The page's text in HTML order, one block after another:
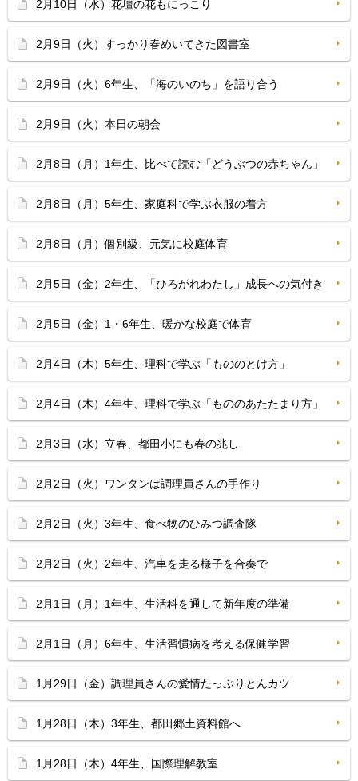
2月10日（水）花壇の花もにっこり
2月9日（火）すっかり春めいてきた図書室
2月9日（火）6年生、「海のいのち」を語り合う
2月9日（火）本日の朝会
2月8日（月）1年生、比べて読む「どうぶつの赤ちゃん」
2月8日（月）5年生、家庭科で学ぶ衣服の着方
2月8日（月）個別級、元気に校庭体育
2月5日（金）2年生、「ひろがれわたし」成長への気付き
2月5日（金）1・6年生、暖かな校庭で体育
2月4日（木）5年生、理科で学ぶ「もののとけ方」
2月4日（木）4年生、理科で学ぶ「もののあたたまり方」
2月3日（水）立春、都田小にも春の兆し
2月2日（火）ワンタンは調理員さんの手作り
2月2日（火）3年生、食べ物のひみつ調査隊
2月2日（火）2年生、汽車を走る様子を合奏で
2月1日（月）1年生、生活科を通して新年度の準備
2月1日（月）6年生、生活習慣病を考える保健学習
1月29日（金）調理員さんの愛情たっぷりとんカツ
1月28日（木）3年生、都田郷土資料館へ
1月28日（木）4年生、国際理解教室